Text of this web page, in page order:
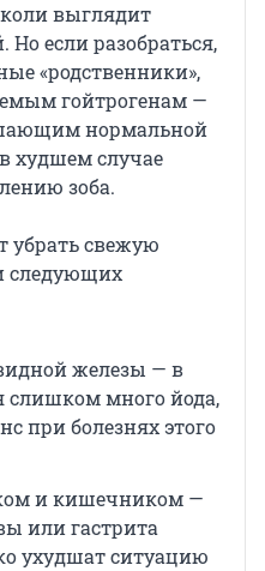
выглядит
Но если разобраться,
«родственники»,
гойтрогенам —
нормальной
худшем случае
зоба.
убрать свежую
следующих
железы — в
слишком много йода,
при болезнях этого
и кишечником —
или гастрита
ухудшат ситуацию